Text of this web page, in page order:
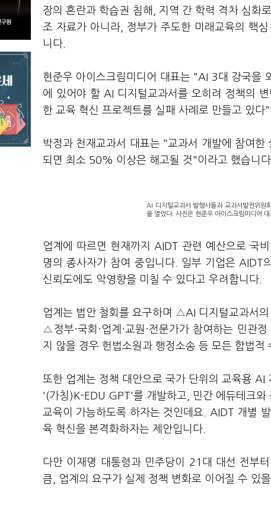
장의 혼란과 학습권 침해, 지역 간 학력 격차 심화
조 자료가 아니라, 정부가 주도한 미래교육의 핵
니다.
현준우 아이스크림미디어 대표는 "AI 3대 강국을
에 있어야 할 AI 디지털교과서를 오히려 정책의
한 교육 혁신 프로젝트를 실패 사례로 만들고 있다
박정과 천재교과서 대표는 "교과서 개발에 참여
되면 최소 50% 이상은 해고될 것"이라고 했습니다.
AI 디지털교과서 발행사들과 교과서발전위
을 열었다. 사진은 현준우 아이스크림미디어
업계에 따르면 현재까지 AIDT 관련 예산으로 국
명의 종사자가 참여 중입니다. 일부 기업은 AIDT
신뢰도에도 악영향을 미칠 수 있다고 우려합니다.
업계는 법안 철회를 요구하며 △AI 디지털교과서
△정부·국회·업계·교원·전문가가 참여하는 민관
지 않을 경우 헌법소원과 행정소송 등 모든 합법적
또한 업계는 정책 대안으로 국가 단위의 교육용
'(가칭)K-EDU GPT'를 개발하고, 민간 에듀테크
교육이 가능하도록 하자는 것인데요. AIDT 개별
육 혁신을 본격화하자는 제안입니다.
다만 이재명 대통령과 민주당이 21대 대선 전부
큼, 업계의 요구가 실제 정책 변화로 이어질 수 있